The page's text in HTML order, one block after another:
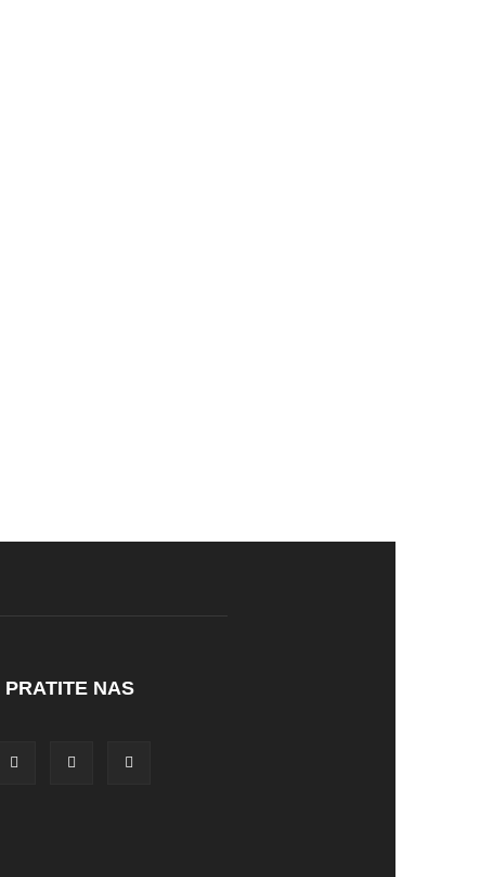
PRATITE NAS